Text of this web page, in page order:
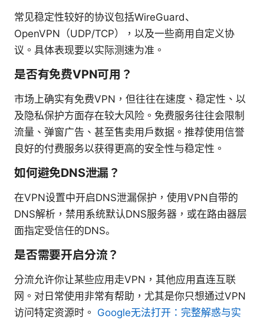
常见稳定性较好的协议包括WireGuard、
OpenVPN（UDP/TCP），以及一些商用自定义协
议。具体表现要以实际测速为准。
是否有免费VPN可用？
市场上确实有免费VPN，但往往在速度、稳定性、以
及隐私保护方面存在较大风险。免费服务往往会限制
流量、弹窗广告、甚至售卖用户数据。推荐使用信誉
良好的付费服务以获得更高的安全性与稳定性。
如何避免DNS泄漏？
在VPN设置中开启DNS泄漏保护，使用VPN自带的
DNS解析，禁用系统默认DNS服务器，或在路由器层
面指定受信任的DNS。
是否需要开启分流？
分流允许你让某些应用走VPN，其他应用直连互联
网。对日常使用非常有帮助，尤其是你只想通过VPN
访问特定资源时。 Google无法打开：完整解惑与实